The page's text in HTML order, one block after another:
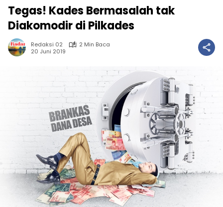
Tegas! Kades Bermasalah tak
Diakomodir di Pilkades
Redaksi 02
2 Min Baca
20 Juni 2019